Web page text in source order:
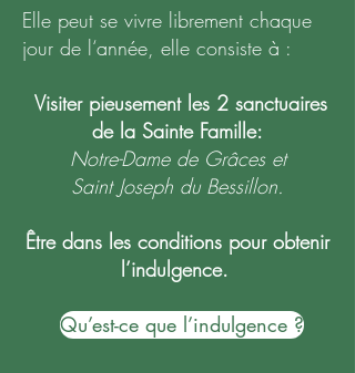
Elle peut se vivre librement chaque
jour de l‘année, elle consiste à :
Visiter pieusement les 2 sanctuaires
de la Sainte Famille:
Notre-Dame de Grâces et
Saint Joseph du Bessillon.
Être dans les conditions pour obtenir
l’indulgence.
Qu’est-ce que l’indulgence ?